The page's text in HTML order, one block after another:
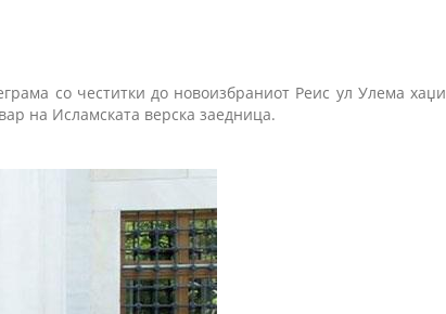
со честитки до новоизбраниот Реис ул Улема хаџи
на Исламската верска заедница.